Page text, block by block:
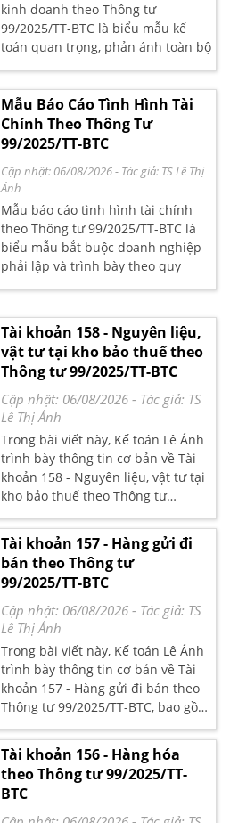
kinh doanh theo Thông tư
99/2025/TT-BTC là biểu mẫu kế
toán quan trọng, phản ánh toàn bộ
định mới của Bộ Tài chính, Thông
tư 99/2025/TT-BTC thay thế Thông
tư 200/2014/TT-BTC, cập nhật
trúc, chỉ tiêu và cách trình bày báo
cáo.
Mẫu Báo Cáo Tình Hình Tài
Chính Theo Thông Tư
99/2025/TT-BTC
Cập nhật: 06/08/2026- Tác giả: TS Lê Thị
Ánh
Mẫu báo cáo tình hình tài chính
theo Thông tư 99/2025/TT-BTC là
biểu mẫu bắt buộc doanh nghiệp
phải lập và trình bày theo quy
phải trả và vốn chủ sở hữu tại thời
điểm cuối kỳ kế toán. So với Thông
tư 200/2014/TT-BTC, quy định mới
có nhiều điểm thay đổi đáng chú ý,
hướng tới tính minh bạch và tiệm
cận chuẩn mực quốc tế (IFRS).
Tài khoản 158 - Nguyên liệu,
vật tư tại kho bảo thuế theo
Thông tư 99/2025/TT-BTC
Cập nhật: 06/08/2026 - Tác giả: TS
Lê Thị Ánh
Trong bài viết này, Kế toán Lê Ánh
trình bày thông tin cơ bản về Tài
khoản 158 - Nguyên liệu, vật tư tại
kho bảo thuế theo Thông tư
99/2025/TT-BTC, bao gồm nguyên
tắc kế toán, kết cấu và nội dung
phản ánh của tài khoản, kèm
phương pháp kế toán đối với một
số giao dịch chủ yếu theo quy định
hiện hành.
Tài khoản 157 - Hàng gửi đi
bán theo Thông tư
99/2025/TT-BTC
Cập nhật: 06/08/2026 - Tác giả: TS
Lê Thị Ánh
Trong bài viết này, Kế toán Lê Ánh
trình bày thông tin cơ bản về Tài
khoản 157 - Hàng gửi đi bán theo
Thông tư 99/2025/TT-BTC, bao gồm
nguyên tắc kế toán, kết cấu và nội
dung phản ánh của tài khoản, kèm
phương pháp kế toán đối với một
số giao dịch chủ yếu theo quy định
hiện hành.
Tài khoản 156 - Hàng hóa
theo Thông tư 99/2025/TT-
BTC